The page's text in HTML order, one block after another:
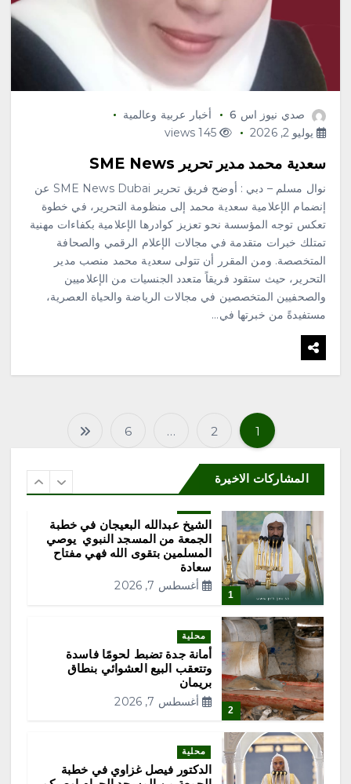
صدي نيوز اس 6
أخبار عربية وعالمية
يوليو 2, 2026
145 views
سعدية محمد مدير تحرير SME News
نوال مسلم – دبي : أوضح فريق تحرير SME News Dubai عن
إنضمام الإعلامية سعدية محمد إلى منظومة التحرير، في خطوة
تعكس توجه المؤسسة نحو تعزيز كوادرها الإعلامية بكفاءات مهنية
تمتلك خبرات متقدمة في مجالات الإعلام الرقمي والصحافة
المتخصصة. ومن المقرر أن تتولى سعدية محمد منصب مدير
التحرير، حيث ستقود فريقاً متعدد الجنسيات من الإعلاميين
والصحفيين المتخصصين في مجالات الرياضة والحياة العصرية،
مستفيدةً من خبرتها في…
ت
ع
د
د
ص
ح
ا
ت
1
2
…
6
المشاركات الاخيرة
محلية
الدكتور فيصل غزاوي في خطبة
الجمعة من المسجد الحرام اوصيكم
بنعمه الاخوة فى الدين
أغسطس 7, 2026
محلية
السديس “بر بني حسن” تكرّم
الفائزين بجائزة “رواد العمل
التطوعي 4”
أغسطس 7, 2026
محلية
صقارة فرنسية: المملكة رسخت
مكانتها وجهة عالمية موثوقة لمزارع
إنتاج الصقور
6
محلية
2026 لطلاب وطالبات المرحلة
الثانوية
1
الشيخ عبدالله البعيجان في خطبة
الجمعة من المسجد النبوي يوصي
المسلمين بتقوى الله فهي مفتاح
سعادة
أغسطس 7, 2026
2
محلية
أمانة جدة تضبط لحومًا فاسدة
وتتعقب البيع العشوائي بنطاق
بريمان
أغسطس 7, 2026
محلية
الدكتور فيصل غزاوي في خطبة